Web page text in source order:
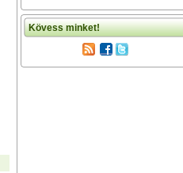
Kövess minket!